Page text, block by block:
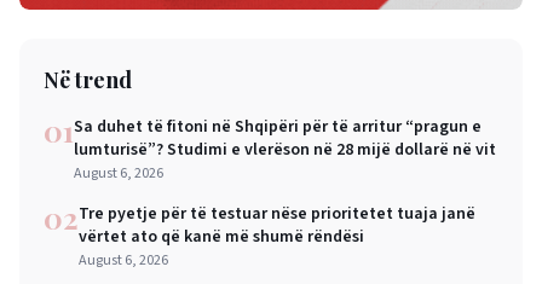
Në trend
01Sa duhet të fitoni në Shqipëri për të arritur “pragun e
lumturisë”? Studimi e vlerëson në 28 mijë dollarë në vit
August 6, 2026
02Tre pyetje për të testuar nëse prioritetet tuaja janë
vërtet ato që kanë më shumë rëndësi
August 6, 2026